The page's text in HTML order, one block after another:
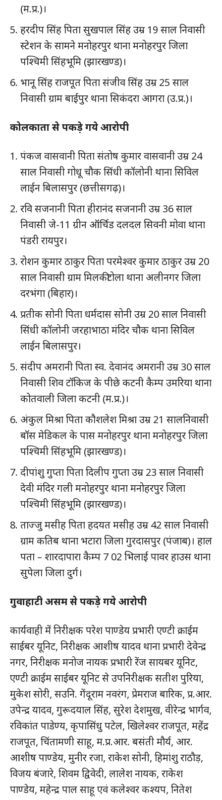
(म.प्र.)।
हरदीप सिंह पिता सुखपाल सिंह उम्र 19 साल निवासी
स्टेशन के सामने मनोहरपुर थाना मनोहरपुर जिला
पश्चिमी सिंहभूमि (झारखण्ड)।
भानू सिंह राजपूत पिता संजीव सिंह उम्र 25 साल
निवासी ग्राम बाईपुर थाना सिकंदरा आगरा (उ.प्र.)।
कोलकाता से पकड़े गये आरोपी
पंकज वासवानी पिता संतोष कुमार वासवानी उम्र 24
साल निवासी गोधू चौक सिंधी कॉलोनी थाना सिविल
लाईन बिलासपुर (छत्तीसगढ़)।
रवि सजनानी पिता हीरानंद सजनानी उम्र 36 साल
निवासी जे-11 ग्रीन ऑर्चिड दलदल सिवनी मोवा थाना
पंडरी रायपुर।
रोशन कुमार ठाकुर पिता परमेश्वर कुमार ठाकुर उम्र 20
साल निवासी ग्राम मिलकीटोला थाना अलीनगर जिला
दरभंगा (बिहार)।
प्रतीक सोनी पिता धर्मदास सोनी उम्र 20 साल निवासी
सिंधी कॉलोनी जरहाभाठा मंदिर चौक थाना सिविल
लाईन बिलासपुर।
संदीप अमरानी पिता स्व. देवानंद अमरानी उम्र 30 साल
निवासी शिव टॉकिज के पीछे कटनी कैम्प उमरिया थाना
कोतवाली जिला कटनी (म.प्र.)।
अंकुल मिश्रा पिता कौशलेश मिश्रा उम्र 21 सालनिवासी
बॉस मेडिकल के पास मनोहरपुर थाना मनोहरपुर जिला
पश्चिमी सिंहभूमि (झारखण्ड)।
दीपांशु गुप्ता पिता दिलीप गुप्ता उम्र 23 साल निवासी
देवी मंदिर गली मनोहरपुर थाना मनोहरपुर जिला
पश्चिमी सिंहभूमि (झारखण्ड)।
ताज्जु मसीह पिता हदयत मसीह उम्र 42 साल निवासी
ग्राम कतिब थाना भटारा जिला गुरदासपुर (पंजाब)। हाल
पता – शारदापारा कैम्प 7 02 भिलाई पावर हाउस थाना
सुपेला जिला दुर्ग।
गुवाहाटी असम से पकड़े गये आरोपी
कार्यवाही में निरीक्षक परेश पाण्डेय प्रभारी एण्टी क्राईम
साईबर यूनिट, निरीक्षक आशीष यादव थाना प्रभारी देवेन्द्र
नगर, निरीक्षक मनोज नायक प्रभारी रेंज सायबर यूनिट,
एण्टी क्राईम साईबर यूनिट से उपनिरीक्षक सतीश पुरिया,
मुकेश सोरी, सउनि. गेंदूराम नवरंग, प्रेमराज बारिक, प्र.आर.
उपेन्द्र यादव, गुरूदयाल सिंह, सुरेश देशमुख, वीरेन्द्र भार्गव,
रविकांत पाडेण्य, कृपासिंधु पटेल, खिलेश्वर राजपूत, महेंद्र
राजपूत, चिंतामणी साहू, म.प्र.आर. बसंती मौर्य, आर.
आशीष पाण्डेय, मुनीर रजा, राकेश सोनी, हिमांशु राठौड़,
विजय बंजारे, शिवम द्विवेदी, लालेश नायक, राकेश
पाण्डेय, महेन्द्र पाल साहू एवं कलेश्वर कश्यप, नितेश